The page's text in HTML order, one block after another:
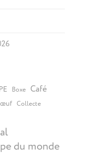
Boxe Café
Collecte
du monde